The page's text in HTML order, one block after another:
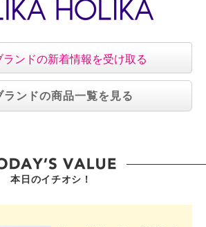
ランドの新着情報を受け取る
ランドの商品一覧を見る
本日のイチオシ！